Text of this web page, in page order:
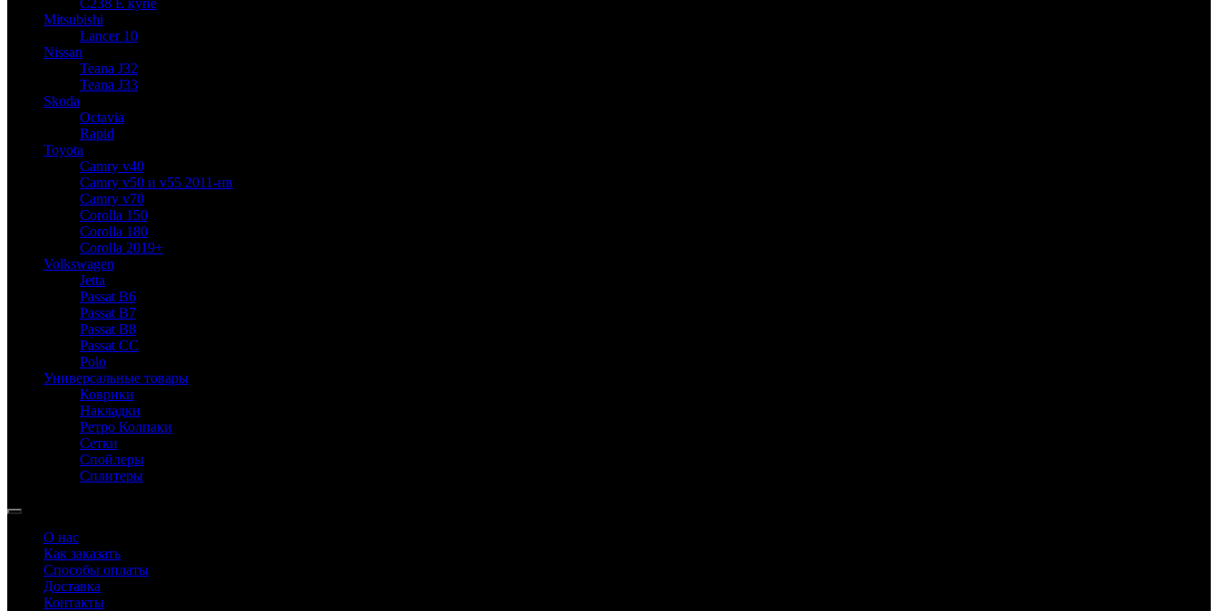
C238 E купе
Mitsubishi
Lancer 10
Nissan
Teana J32
Teana J33
Skoda
Octavia
Rapid
Toyota
Camry v40
Camry v50 и v55 2011-нв
Camry v70
Corolla 150
Corolla 180
Corolla 2019+
Volkswagen
Jetta
Passat B6
Passat B7
Passat B8
Passat CC
Polo
Универсальные товары
Коврики
Накладки
Ретро Колпаки
Сетки
Спойлеры
Сплитеры
О нас
Как заказать
Способы оплаты
Доставка
Контакты